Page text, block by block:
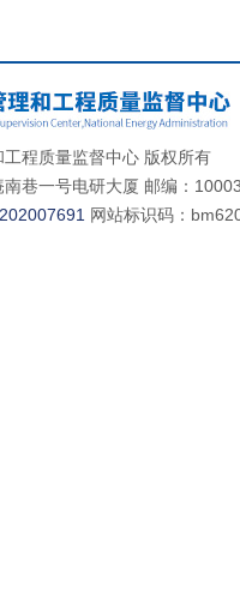
程质量监督中心 版权所有
巷一号电研大厦 邮编：
网站标识码：